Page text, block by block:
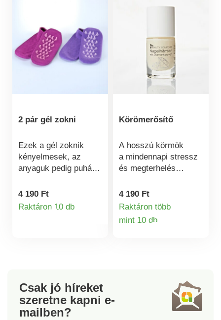
Robusztus és éles.
Ívelt penge. Durva
körmökhöz.
Biztonságos fogás.
kialakított reszelő
duzzadt vagy ízületi
gyulladásos kézzel is.
Alkalmas a
légitársaságok
kézipoggyászába is.
2 pár gél zokni
Ezek a gél zoknik
kényelmesek, az
anyaguk pedig puhává
bőröd. Légáteresztő
pamutanyag, puha gél
4 190 Ft
Raktáron 10 dbTermékinformációk
Körömerősítő
A hosszú körmök
a mindennapi stressz
és megterhelés
ápoltak és
egészségesek.
Comfort
vigye fel a körmökre a
beépített ecsettel,
akár a körömlakkot.
4 190 Ft
Raktáron több
mint 10 db
Csak jó híreket
szeretne kapni e-
mailben?